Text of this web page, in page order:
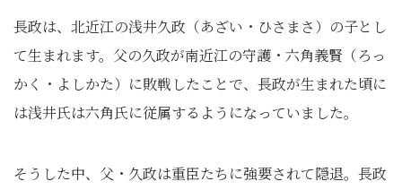
長政は、北近江の浅井久政（あざい・ひさまさ）の子とし
て生まれます。父の久政が南近江の守護・六角義賢（ろっ
かく・よしかた）に敗戦したことで、長政が生まれた頃に
は浅井氏は六角氏に従属するようになっていました。
そうした中、父・久政は重臣たちに強要されて隠退。長政